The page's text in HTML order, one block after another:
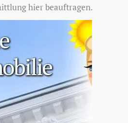
hier beauftragen.